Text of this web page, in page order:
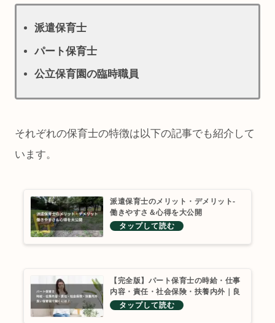
派遣保育士
パート保育士
公立保育園の臨時職員
それぞれの保育士の特徴は以下の記事でも紹介して
います。
派遣保育士のメリット・デメリット-
働きやすさ＆心得を大公開
【完全版】パート保育士の時給・仕事
内容・責任・社会保険・扶養内外｜良
い保育園で働くには？